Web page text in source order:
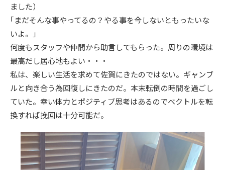
ました）
｢まだそんな事やってるの？やる事を今しないともったいな
いよ。｣
何度もスタッフや仲間から助言してもらった。周りの環境は
最高だし居心地もよい・・・
私は、楽しい生活を求めて佐賀にきたのではない。ギャンブ
ルと向き合う為回復しにきたのだ。本末転倒の時間を過ごし
ていた。幸い体力とポジティブ思考はあるのでベクトルを転
換すれば挽回は十分可能だ。